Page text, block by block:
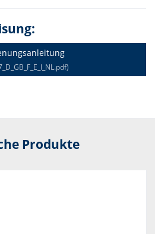
Produkte